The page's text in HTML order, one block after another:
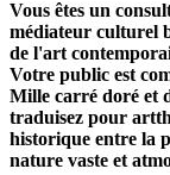
Vous êtes un
médiateur culturel
de l'art
Votre public est
Mille carré doré et
traduisez pour
historique entre la
nature vaste et